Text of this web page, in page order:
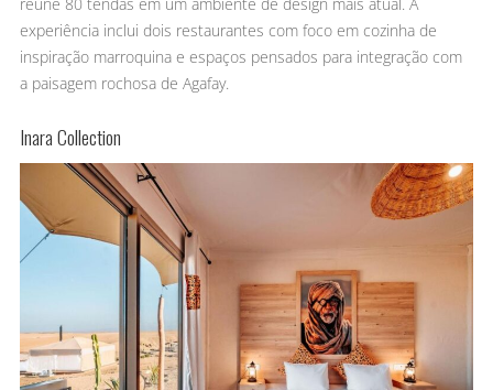
reúne 80 tendas em um ambiente de design mais atual. A
experiência inclui dois restaurantes com foco em cozinha de
inspiração marroquina e espaços pensados para integração com
a paisagem rochosa de Agafay.
Inara Collection